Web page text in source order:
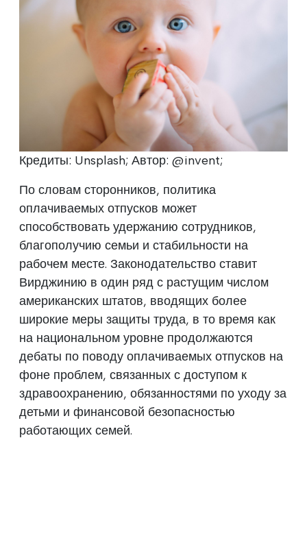
Кредиты: Unsplash; Автор: @invent;
По словам сторонников, политика
оплачиваемых отпусков может
способствовать удержанию сотрудников,
благополучию семьи и стабильности на
рабочем месте. Законодательство ставит
Вирджинию в один ряд с растущим числом
американских штатов, вводящих более
широкие меры защиты труда, в то время как
на национальном уровне продолжаются
дебаты по поводу оплачиваемых отпусков на
фоне проблем, связанных с доступом к
здравоохранению, обязанностями по уходу за
детьми и финансовой безопасностью
работающих семей.